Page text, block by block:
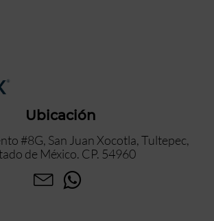
Ubicación
#8G, San Juan Xocotla, Tultepec,
de México. CP. 54960